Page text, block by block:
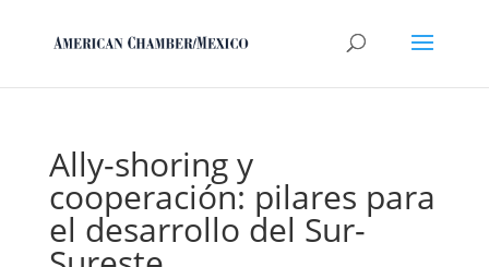
Ally-shoring y
cooperación: pilares para
el desarrollo del Sur-